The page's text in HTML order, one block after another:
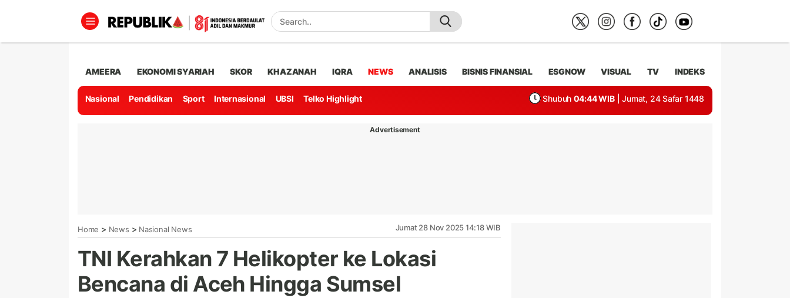
AMEERA EKONOMI SYARIAH SKOR KHAZANAH IQRA NEWS ANALISIS BISNIS FINANSIAL ESGNOW VISUAL TV INDEKS
Nasional Pendidikan Sport Internasional UBSI Telko Highlight Shubuh 04:44 WIB | Jumat, 24 Safar 1448
Advertisement
Home > News > Nasional News Jumat 28 Nov 2025 14:18 WIB
TNI Kerahkan 7 Helikopter ke Lokasi
Bencana di Aceh Hingga Sumsel